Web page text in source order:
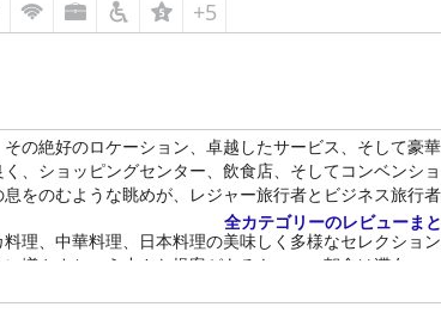
+5
の絶好のロケーション、卓越したサービス、そして豪
、ショッピングセンター、飲食店、そしてコンベン
をのむような眺めが、レジャー旅行者とビジネス旅行
理、中華料理、日本料理の美味しく多様なセレクシ
増やすという小さな提案があるものの、朝食は滞在の
日には食事の選択肢が限られていたり、閉店時間が早
全カテゴリーのレビューま